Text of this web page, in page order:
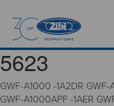
5623
GWF-A1000 -1A2DR GWF-
GWF-A1000APF -1AER